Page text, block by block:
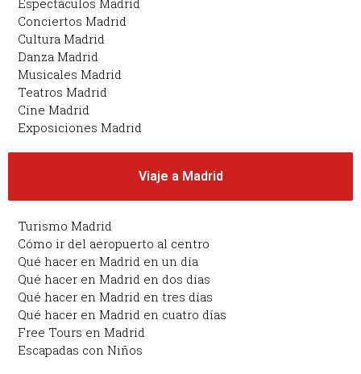
Espectáculos Madrid
Conciertos Madrid
Cultura Madrid
Danza Madrid
Musicales Madrid
Teatros Madrid
Cine Madrid
Exposiciones Madrid
Viaje a Madrid
Turismo Madrid
Cómo ir del aeropuerto al centro
Qué hacer en Madrid en un día
Qué hacer en Madrid en dos días
Qué hacer en Madrid en tres días
Qué hacer en Madrid en cuatro días
Free Tours en Madrid
Escapadas con Niños